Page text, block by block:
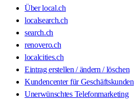
Über local.ch
localsearch.ch
search.ch
renovero.ch
localcities.ch
Eintrag erstellen / ändern / löschen
Kundencenter für Geschäftskunden
Unerwünschtes Telefonmarketing